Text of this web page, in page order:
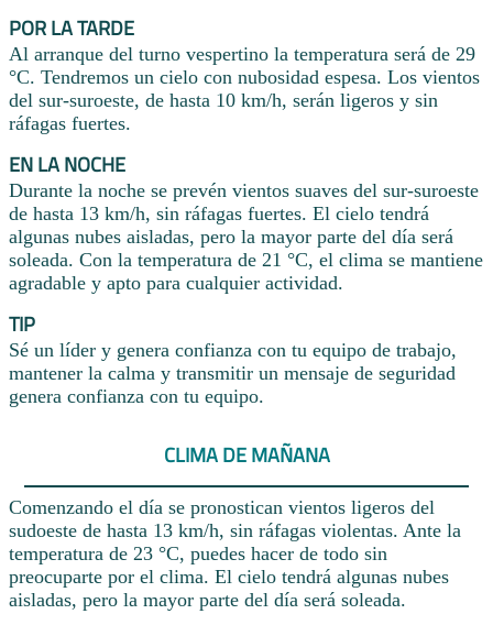
POR LA TARDE
Al arranque del turno vespertino la temperatura será de 29
°C. Tendremos un cielo con nubosidad espesa. Los vientos
del sur-suroeste, de hasta 10 km/h, serán ligeros y sin
ráfagas fuertes.
EN LA NOCHE
Durante la noche se prevén vientos suaves del sur-suroeste
de hasta 13 km/h, sin ráfagas fuertes. El cielo tendrá
algunas nubes aisladas, pero la mayor parte del día será
soleada. Con la temperatura de 21 °C, el clima se mantiene
agradable y apto para cualquier actividad.
TIP
Sé un líder y genera confianza con tu equipo de trabajo,
mantener la calma y transmitir un mensaje de seguridad
genera confianza con tu equipo.
CLIMA DE MAÑANA
Comenzando el día se pronostican vientos ligeros del
sudoeste de hasta 13 km/h, sin ráfagas violentas. Ante la
temperatura de 23 °C, puedes hacer de todo sin
preocuparte por el clima. El cielo tendrá algunas nubes
aisladas, pero la mayor parte del día será soleada.